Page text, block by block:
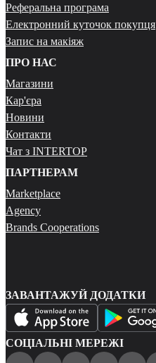
Реферальна програма
Електронний куточок покупця
Запис на макіяж
ПРО НАС
Магазини
Кар'єра
Новини
Контакти
Чат з INTERTOP
ПАРТНЕРАМ
Marketplace
Agency
Brands Cooperations
ЗАВАНТАЖУЙ ДОДАТКИ
СОЦІАЛЬНІ МЕРЕЖІ